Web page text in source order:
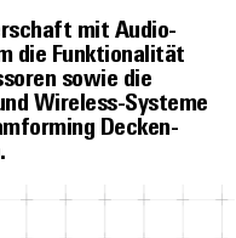
mit Audio-
die Funktionalität
sowie die
Wireless-Systeme
Decken-